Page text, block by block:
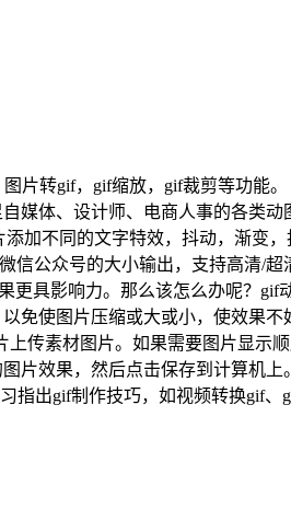
转gif，gif缩放，gif裁剪等功能
媒体、设计师、电商人事的各类
不同的文字特效，抖动，渐变
公众号的大小输出，支持高清/
具影响力。那么该怎么办呢？
使图片压缩或大或小，使效果不
传素材图片。如果需要图片显示
片效果，然后点击保存到计算机
指出gif制作技巧，如视频转换gif